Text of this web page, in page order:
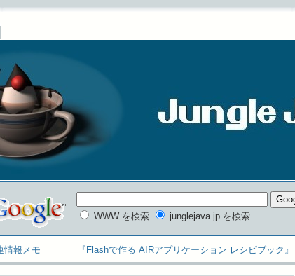
WWW を検索 junglejava.jp を検索
情報メモ 『Flashで作る AIRアプリケーション レシピブック』